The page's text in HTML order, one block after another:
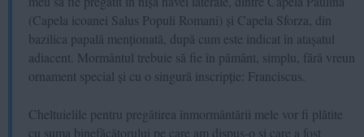
(Capela icoanei Salus Populi Romani) și Capela Sforza, din
bazilica papală menționată, după cum este indicat în atașatul
adiacent. Mormântul trebuie să fie în pământ, simplu, fără vreun
ornament special și cu o singură inscripție: Franciscus.
Cheltuielile pentru pregătirea înmormântării mele vor fi plătite
cu suma binefăcătorului pe care am dispus-o și care a fost